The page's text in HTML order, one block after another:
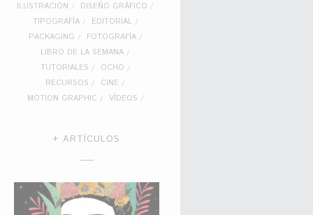
ILUSTRACIÓN
DISEÑO GRÁFICO
TIPOGRAFÍA
EDITORIAL
PACKAGING
FOTOGRAFÍA
LIBRO DE LA SEMANA
TUTORIALES
OCHO
RECURSOS
CINE
MOTION GRAPHIC
VÍDEOS
+ ARTÍCULOS